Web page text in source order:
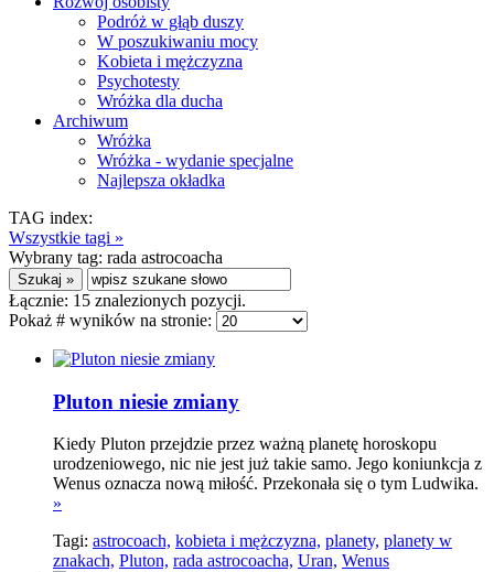
Podróż w głąb duszy
W poszukiwaniu mocy
Kobieta i mężczyzna
Psychotesty
Wróżka dla ducha
Archiwum
Wróżka
Wróżka - wydanie specjalne
Najlepsza okładka
TAG index:
Wszystkie tagi »
Wybrany tag: rada astrocoacha
Łącznie: 15 znalezionych pozycji.
Pokaż # wyników na stronie:
Pluton niesie zmiany
Kiedy Pluton przejdzie przez ważną planetę horoskopu
urodzeniowego, nic nie jest już takie samo. Jego koniunkcja z
Wenus oznacza nową miłość. Przekonała się o tym Ludwika.
»
Tagi: astrocoach, kobieta i mężczyzna, planety, planety w
znakach, Pluton, rada astrocoacha, Uran, Wenus